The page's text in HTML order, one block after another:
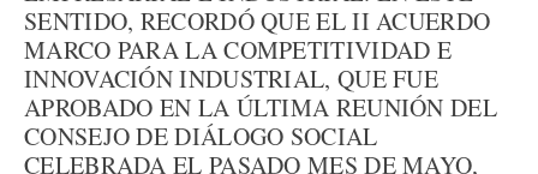
SENTIDO, RECORDÓ QUE EL II ACUERDO
MARCO PARA LA COMPETITIVIDAD E
INNOVACIÓN INDUSTRIAL, QUE FUE
APROBADO EN LA ÚLTIMA REUNIÓN DEL
CONSEJO DE DIÁLOGO SOCIAL
CELEBRADA EL PASADO MES DE MAYO,